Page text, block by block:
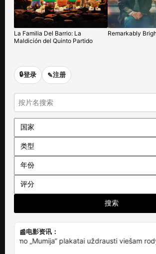
La Familia Del Barrio: La
Maldición del Quinto Partido
Remarkably
🔒登录 ✎注册
搜索
📰电影资讯：
„Mumija“ plakatai uždrausti viešam